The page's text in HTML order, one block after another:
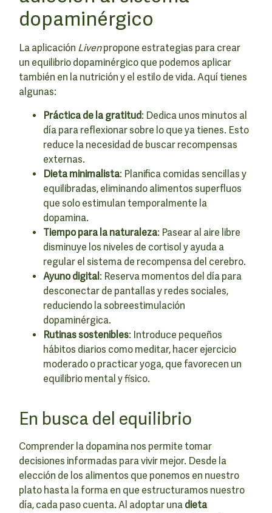
dopaminérgico
La aplicación Livenpropone estrategias para crear
un equilibrio dopaminérgico que podemos aplicar
también en la nutrición y el estilo de vida. Aquí tienes
algunas:
Práctica de la gratitud: Dedica unos minutos al
día para reflexionar sobre lo que ya tienes. Esto
reduce la necesidad de buscar recompensas
externas.
Dieta minimalista: Planifica comidas sencillas y
equilibradas, eliminando alimentos superfluos
que solo estimulan temporalmente la
dopamina.
Tiempo para la naturaleza: Pasear al aire libre
disminuye los niveles de cortisol y ayuda a
regular el sistema de recompensa del cerebro.
Ayuno digital : Reserva momentos del día para
desconectar de pantallas y redes sociales,
reduciendo la sobreestimulación
dopaminérgica.
Rutinas sostenibles: Introduce pequeños
hábitos diarios como meditar, hacer ejercicio
moderado o practicar yoga, que favorecen un
equilibrio mental y físico.
En busca del equilibrio
Comprender la dopamina nos permite tomar
decisiones informadas para vivir mejor. Desde la
elección de los alimentos que ponemos en nuestro
plato hasta la forma en que estructuramos nuestro
día, cada paso cuenta. Al adoptar una dieta